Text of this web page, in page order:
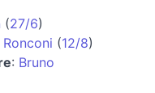
(27/6)
(12/8)
: Bruno